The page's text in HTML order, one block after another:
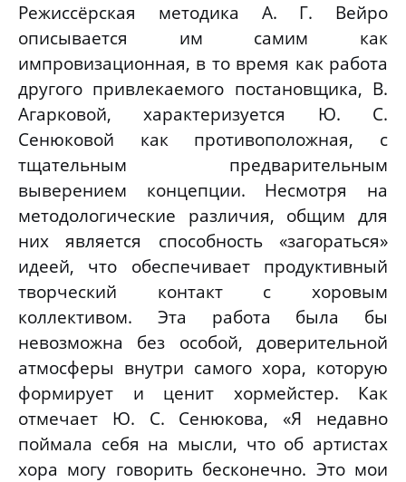
Режиссёрская методика А. Г. Вейро
описывается им самим как
импровизационная, в то время как работа
другого привлекаемого постановщика, В.
Агарковой, характеризуется Ю. С.
Сенюковой как противоположная, с
тщательным предварительным
выверением концепции. Несмотря на
методологические различия, общим для
них является способность «загораться»
идеей, что обеспечивает продуктивный
творческий контакт с хоровым
коллективом. Эта работа была бы
невозможна без особой, доверительной
атмосферы внутри самого хора, которую
формирует и ценит хормейстер. Как
отмечает Ю. С. Сенюкова, «Я недавно
поймала себя на мысли, что об артистах
хора могу говорить бесконечно. Это мои